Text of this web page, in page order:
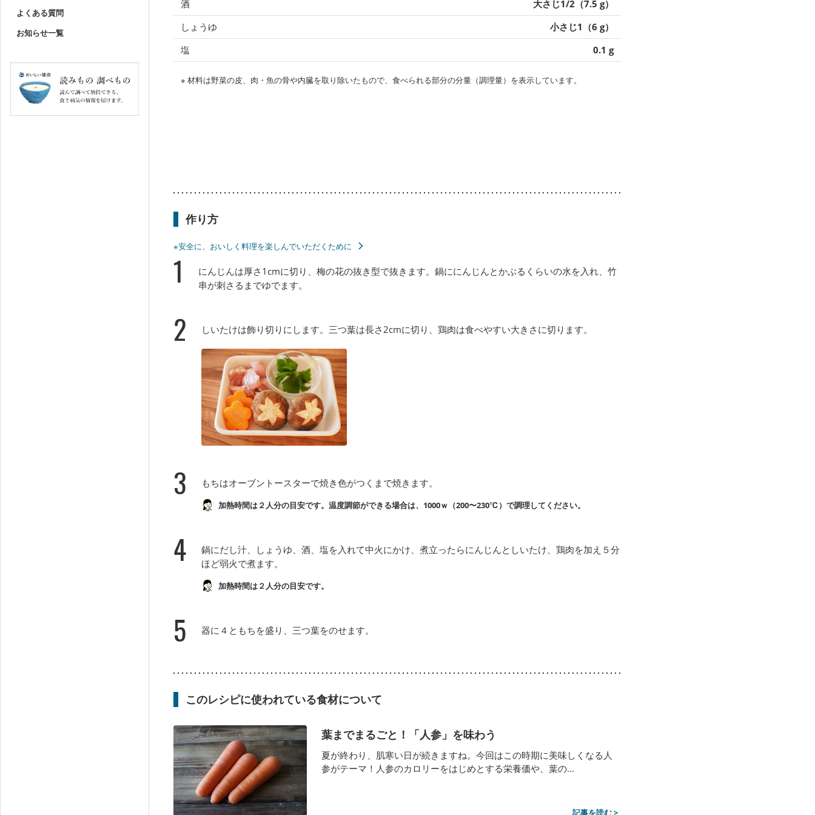
よくある質問
お知らせ一覧
酒
大さじ1/2（7.5 g）
しょうゆ
小さじ1（6 g）
塩
0.1 g
※ 材料は野菜の皮、肉・魚の骨や内臓を取り除いたもので、食べられる部分の分量（調理量）を表示しています。
作り方
※安全に、おいしく料理を楽しんでいただくために
1
にんじんは厚さ1cmに切り、梅の花の抜き型で抜きます。鍋ににんじんとかぶるくらいの水を入れ、竹
串が刺さるまでゆでます。
2 しいたけは飾り切りにします。三つ葉は長さ2cmに切り、鶏肉は食べやすい大きさに切ります。
3 もちはオーブントースターで焼き色がつくまで焼きます。
加熱時間は２人分の目安です。温度調節ができる場合は、1000ｗ（200〜230℃）で調理してください。
4
鍋にだし汁、しょうゆ、酒、塩を入れて中火にかけ、煮立ったらにんじんとしいたけ、鶏肉を加え５分
ほど弱火で煮ます。
加熱時間は２人分の目安です。
5 器に４ともちを盛り、三つ葉をのせます。
このレシピに使われている食材について
葉までまるごと！「人参」を味わう
夏が終わり、肌寒い日が続きますね。今回はこの時期に美味しくなる人
参がテーマ！人参のカロリーをはじめとする栄養価や、葉の...
記事を読む >